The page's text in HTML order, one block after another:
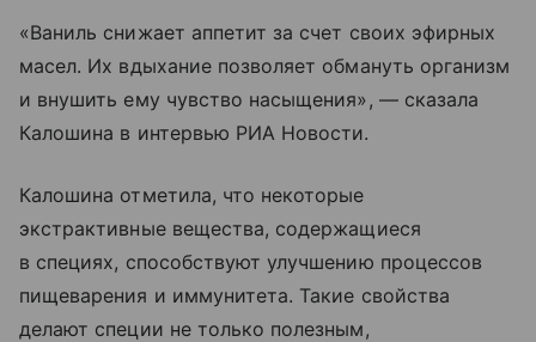
«Ваниль снижает аппетит за счет своих эфирных
масел. Их вдыхание позволяет обмануть организм
и внушить ему чувство насыщения», — сказала
Калошина в интервью РИА Новости.
Калошина отметила, что некоторые
экстрактивные вещества, содержащиеся
в специях, способствуют улучшению процессов
пищеварения и иммунитета. Такие свойства
делают специи не только полезным,